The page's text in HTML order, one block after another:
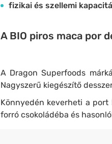
fizikai és szellemi
A BIO piros maca por
A Dragon Superfoods
Nagyszerű kiegészítő
Könnyedén keverheti a
forró csokoládéba és